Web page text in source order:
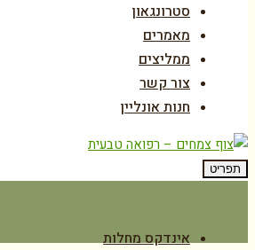
סטרונגאון
מאמרים
ממליצים
צור קשר
חנות אונליין
תפריט
אינדקס מחלות